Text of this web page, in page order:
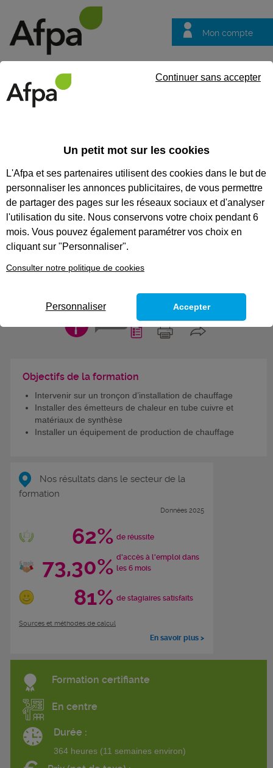
Mon compte
questions
Eligible au CPF * Formation certifiante
RÉALISER UNE INSTALLATION
DE CHAUFFAGE DE BÂTIMENTS
RÉSIDENTIELS - BLOC DE
PROFESSIONNEL PLOMBIER
CHAUFFAGISTE
Objectifs de la formation
Intervenir sur un tronçon d’installation de chauffage
Installer des émetteurs de chaleur en tube cuivre et
matériaux de synthèse
Installer un équipement de production de chauffage
Nos résultats dans le secteur de la
formation
Données 2025
62% de réussite
73,30% d'accès à l'emploi dans
les 6 mois
81% de stagiaires satisfaits
Sources et méthodes de calcul
En savoir plus >
Formation certifiante
En centre
Durée :
364 heures (11 semaines environ)
Un petit mot sur les cookies
L'Afpa et ses partenaires utilisent des cookies dans le but de
personnaliser les annonces publicitaires, de vous permettre
de partager des pages sur les réseaux sociaux et d'analyser
l'utilisation du site. Nous conservons votre choix pendant 6
mois. Vous pouvez également paramétrer vos choix en
cliquant sur "Personnaliser".
Consulter notre politique de cookies
Continuer sans accepter
Personnaliser Accepter